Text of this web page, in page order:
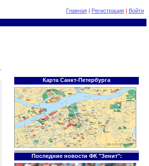
Главная | Регистрация | Войти
Карта Санкт-Петербурга
Последние новости ФК "Зенит":